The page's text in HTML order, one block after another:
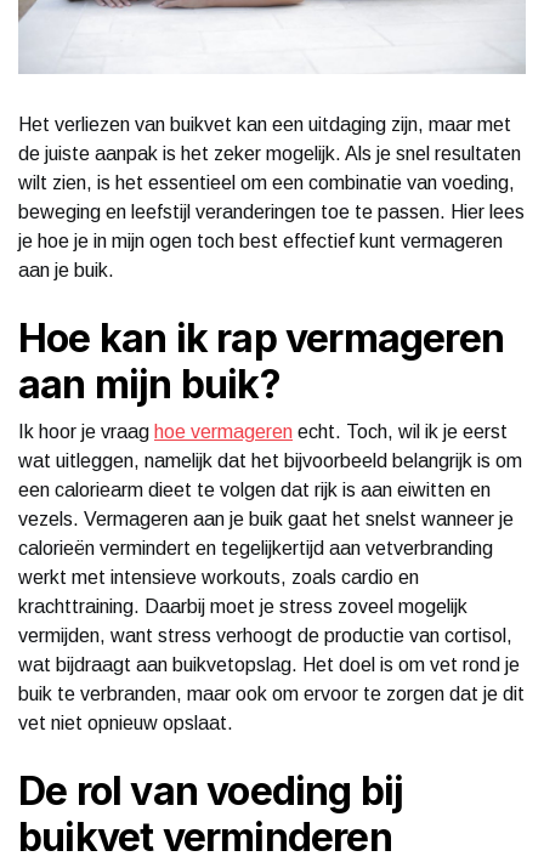
Het verliezen van buikvet kan een uitdaging zijn, maar met
de juiste aanpak is het zeker mogelijk. Als je snel resultaten
wilt zien, is het essentieel om een combinatie van voeding,
beweging en leefstijl veranderingen toe te passen. Hier lees
je hoe je in mijn ogen toch best effectief kunt vermageren
aan je buik.
Hoe kan ik rap vermageren
aan mijn buik?
Ik hoor je vraag hoe vermageren echt. Toch, wil ik je eerst
wat uitleggen, namelijk dat het bijvoorbeeld belangrijk is om
een caloriearm dieet te volgen dat rijk is aan eiwitten en
vezels. Vermageren aan je buik gaat het snelst wanneer je
calorieën vermindert en tegelijkertijd aan vetverbranding
werkt met intensieve workouts, zoals cardio en
krachttraining. Daarbij moet je stress zoveel mogelijk
vermijden, want stress verhoogt de productie van cortisol,
wat bijdraagt aan buikvetopslag. Het doel is om vet rond je
buik te verbranden, maar ook om ervoor te zorgen dat je dit
vet niet opnieuw opslaat.
De rol van voeding bij
buikvet verminderen